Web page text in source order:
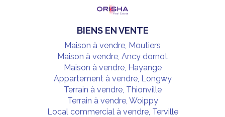
BIENS EN VENTE
Maison à vendre, Moutiers
Maison à vendre, Ancy dornot
Maison à vendre, Hayange
Appartement à vendre, Longwy
Terrain à vendre, Thionville
Terrain à vendre, Woippy
Local commercial à vendre, Terville